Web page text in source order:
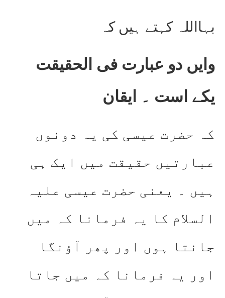
بہااللہ کہتے ہیں کہ
وایں دو عبارت فی الحقیقت
یکے است ۔ ایقان
کہ حضرت عیسی کی یہ دونوں
عبارتیں حقیقت میں ایک ہی
ہیں ۔ یعنی حضرت عیسی علیہ
السلام کا یہ فرمانا کہ میں
جانتا ہوں اور پھر آؤنگا
اور یہ فرمانا کہ میں جاتا